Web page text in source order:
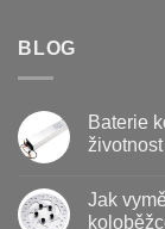
BLOG
Baterie
životnost
textu
Jak